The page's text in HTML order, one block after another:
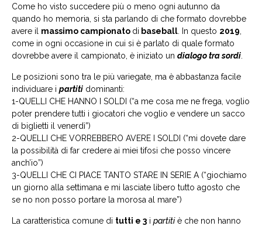
Come ho visto succedere più o meno ogni autunno da
quando ho memoria, si sta parlando di che formato dovrebbe
avere il massimo campionato di baseball . In questo 2019
come in ogni occasione in cui si è parlato di quale formato
dovrebbe avere il campionato, è iniziato un dialogo tra sordi
Le posizioni sono tra le più variegate, ma è abbastanza facile
individuare i partiti dominanti:
1-QUELLI CHE HANNO I SOLDI (“a me cosa me ne frega, voglio
poter prendere tutti i giocatori che voglio e vendere un sacco
di biglietti il venerdì”)
2-QUELLI CHE VORREBBERO AVERE I SOLDI (“mi dovete dare
la possibilità di far credere ai miei tifosi che posso vincere
anch’io”)
3-QUELLI CHE CI PIACE TANTO STARE IN SERIE A (“giochiamo
un giorno alla settimana e mi lasciate libero tutto agosto che
se no non posso portare la morosa al mare”)
La caratteristica comune di tutti e 3 i partitiè che non hanno